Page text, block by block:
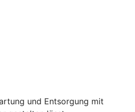
und Entsorgung mit